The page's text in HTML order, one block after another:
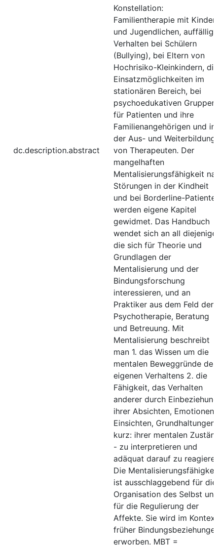
dc.description.abstract
Konstellation:
Familientherapie mit Kindern
und Jugendlichen,
Verhalten bei Schülern
(Bullying), bei Eltern von
Hochrisiko-Kleinkindern, die
Einsatzmöglichkeiten im
stationären Bereich, bei
psychoedukativen Gruppen
für Patienten und ihre
Familienangehörigen und in
der Aus- und Weiterbildung
von Therapeuten. Der
mangelhaften
Mentalisierungsfähigkeit
Störungen in der Kindheit
und bei Borderline-Patienten
werden eigene Kapitel
gewidmet. Das Handbuch
wendet sich an all
die sich für Theorie und
Grundlagen der
Mentalisierung und der
Bindungsforschung
interessieren, und an
Praktiker aus dem Feld der
Psychotherapie, Beratung
und Betreuung. Mit
Mentalisierung beschreibt
man 1. das Wissen um die
mentalen Beweggründe des
eigenen Verhaltens 2. die
Fähigkeit, das Verhalten
anderer durch Einbeziehung
ihrer Absichten, Emotionen,
Einsichten, Grundhaltungen -
kurz: ihrer mentalen
- zu interpretieren und
adäquat darauf zu reagieren.
Die Mentalisierungsfähigkeit
ist ausschlaggebend für die
Organisation des Selbst und
für die Regulierung der
Affekte. Sie wird im Kontext
früher Bindungsbeziehungen
erworben. MBT =